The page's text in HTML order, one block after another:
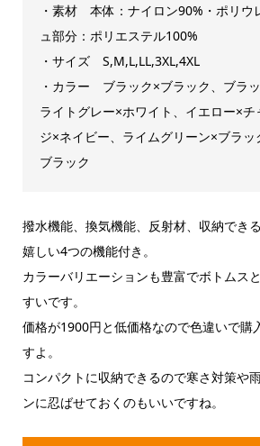
・素材 本体：ナイロン90%・ポリウ
ュ部分：ポリエステル100%
・サイズ S,M,L,LL,3XL,4XL
・カラー ブラック×ブラック、ブラッ
ライトグレー×ホワイト、イエロー×
ジ×ネイビー、ライムグリーン×ブラ
ブラック
撥水機能、換気機能、反射材、収納でき
嬉しい4つの機能付き。
カラーバリエーションも豊富でボトムス
すいです。
価格が1900円と低価格なので色違いで購
すよ。
コンパクトに収納できるので寒さ対策や
ンに忍ばせておくのもいいですね。